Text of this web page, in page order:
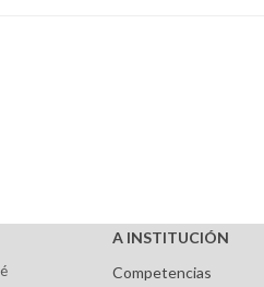
é
A INSTITUCIÓN
Competencias